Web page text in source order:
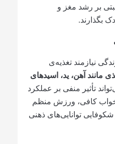
بر رشد مغز و
بگذارند.
نیازمند تغذیه‌ی
مانند آهن، ید، اسیدهای
تأثیر منفی بر عملکرد
کافی، ورزش منظم
توانایی‌های ذهنی